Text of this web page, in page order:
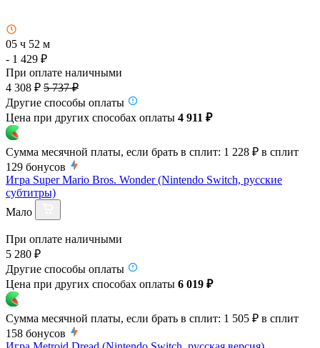
05 ч 52 м
- 1 429 ₽
При оплате наличными
4 308 ₽ 5 737 ₽
Другие способы оплаты
Цена при других способах оплаты 4 911 ₽
Сумма месячной платы, если брать в сплит: 1 228 ₽ в сплит
129 бонусов
Игра Super Mario Bros. Wonder (Nintendo Switch, русские
субтитры)
Мало
При оплате наличными
5 280 ₽
Другие способы оплаты
Цена при других способах оплаты 6 019 ₽
Сумма месячной платы, если брать в сплит: 1 505 ₽ в сплит
158 бонусов